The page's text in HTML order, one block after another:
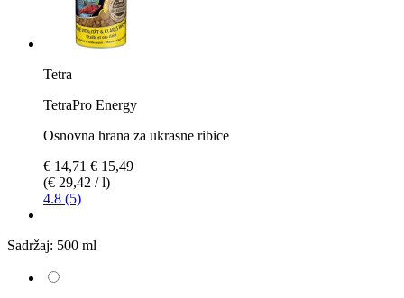
Tetra
TetraPro Energy
Osnovna hrana za ukrasne ribice
€ 14,71 € 15,49
(€ 29,42 / l)
4.8 (5)
Sadržaj: 500 ml